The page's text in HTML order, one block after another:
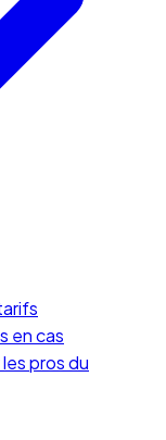
en cas
pros du